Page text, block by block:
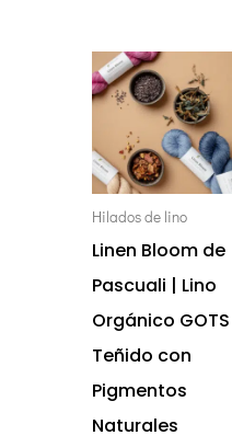
Hilados de lino
Linen Bloom de
Pascuali | Lino
Orgánico GOTS
Teñido con
Pigmentos
Naturales